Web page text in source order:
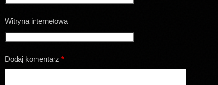
Witryna internetowa
Dodaj komentarz *